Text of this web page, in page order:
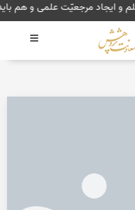
و ایجاد مرجعیّت علمی و